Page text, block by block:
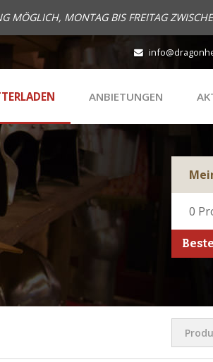
MÖGLICH, MONTAG BIS FREITAG
ANBIETUNGEN
0